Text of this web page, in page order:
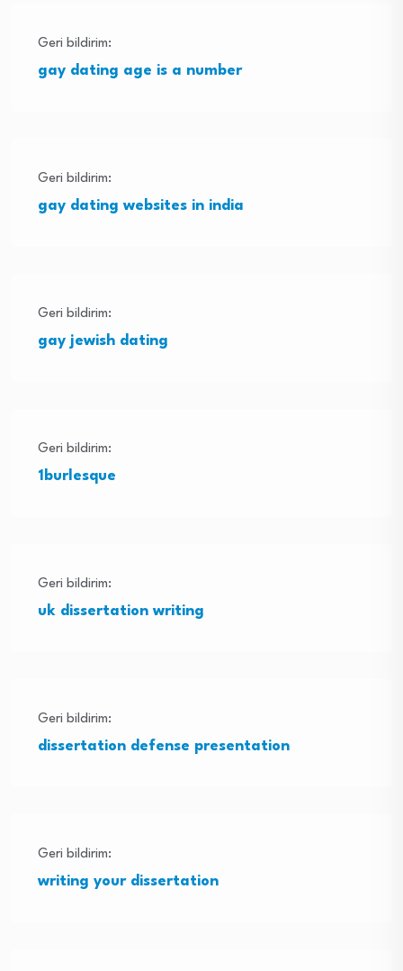
Geri bildirim:
gay dating age is a number
Geri bildirim:
gay dating websites in india
Geri bildirim:
gay jewish dating
Geri bildirim:
1burlesque
Geri bildirim:
uk dissertation writing
Geri bildirim:
dissertation defense presentation
Geri bildirim:
writing your dissertation